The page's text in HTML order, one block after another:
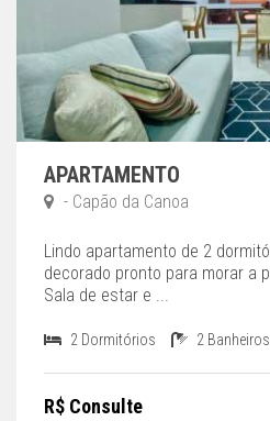
APARTAMENTO
- Capão da Canoa
Lindo apartamento de 2
decorado pronto para morar a
Sala de estar e ...
2 Dormitórios 2 Banheiros
R$ Consulte